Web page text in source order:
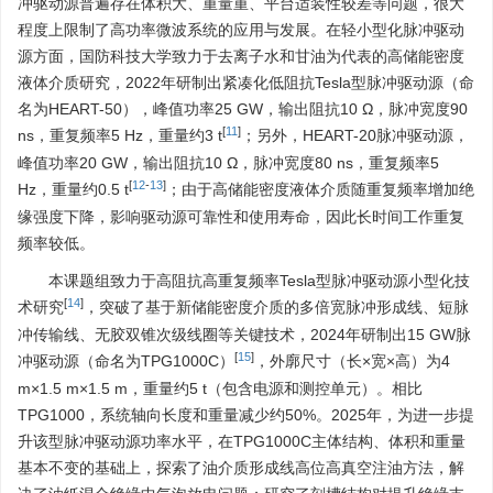
程度上限制了高功率微波系统的应用与发展。在轻小型化脉冲驱动
源方面，国防科技大学致力于去离子水和甘油为代表的高储能密度
液体介质研究，2022年研制出紧凑化低阻抗Tesla型脉冲驱动源（命
名为HEART-50），峰值功率25 GW，输出阻抗10 Ω，脉冲宽度90
ns，重复频率5 Hz，重量约3 t[11] ；另外，HEART-20脉冲驱动源，
峰值功率20 GW，输出阻抗10 Ω，脉冲宽度80 ns，重复频率5
Hz，重量约0.5 t[12-13] ；由于高储能密度液体介质随重复频率增加绝
缘强度下降，影响驱动源可靠性和使用寿命，因此长时间工作重复
频率较低。
本课题组致力于高阻抗高重复频率Tesla型脉冲驱动源小型化技
术研究[14] ，突破了基于新储能密度介质的多倍宽脉冲形成线、短脉
冲传输线、无胶双锥次级线圈等关键技术，2024年研制出15 GW脉
冲驱动源（命名为TPG1000C）
[15] ，外廓尺寸（长×宽×高）为4
m×1.5 m×1.5 m，重量约5 t（包含电源和测控单元）。相比
TPG1000，系统轴向长度和重量减少约50%。2025年，为进一步提
升该型脉冲驱动源功率水平，在TPG1000C主体结构、体积和重量
基本不变的基础上，探索了油介质形成线高位高真空注油方法，解